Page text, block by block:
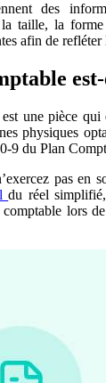
des
taille, la
afin de
est une pièce
physiques
9 du Plan
pas en
du réel
lors